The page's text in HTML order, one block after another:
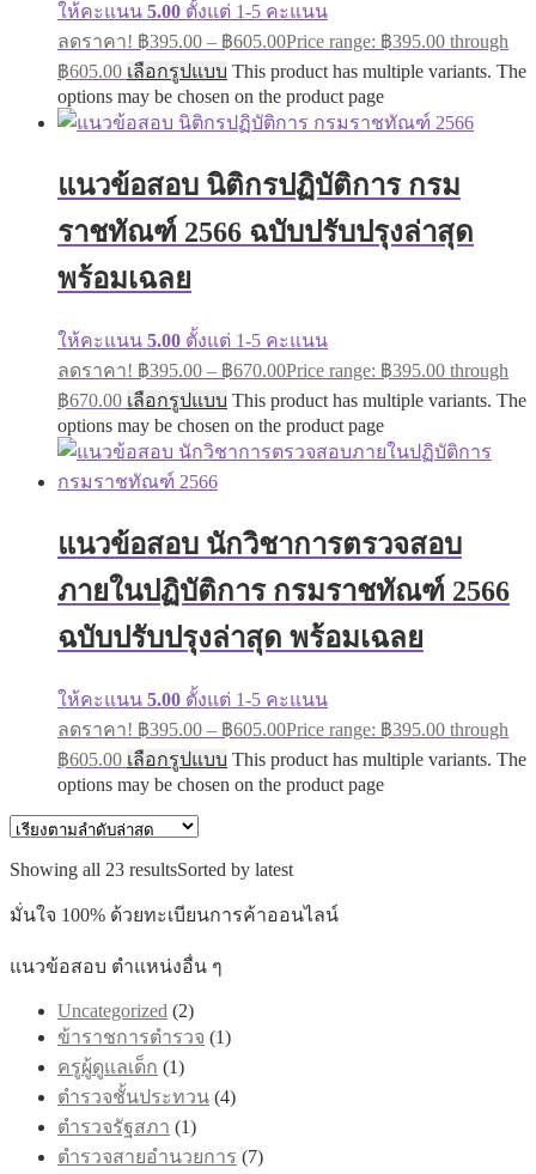
ให้คะแนน 5.00 ตั้งแต่ 1-5 คะแนน
ลดราคา! ฿395.00 – ฿605.00Price range: ฿395.00 through
฿605.00 เลือกรูปแบบ This product has multiple variants. The
options may be chosen on the product page
แนวข้อสอบ นิติกรปฏิบัติการ กรม
ราชทัณฑ์ 2566 ฉบับปรับปรุงล่าสุด
พร้อมเฉลย
ให้คะแนน 5.00 ตั้งแต่ 1-5 คะแนน
ลดราคา! ฿395.00 – ฿670.00Price range: ฿395.00 through
฿670.00 เลือกรูปแบบ This product has multiple variants. The
options may be chosen on the product page
แนวข้อสอบ นักวิชาการตรวจสอบ
ภายในปฏิบัติการ กรมราชทัณฑ์ 2566
ฉบับปรับปรุงล่าสุด พร้อมเฉลย
ให้คะแนน 5.00 ตั้งแต่ 1-5 คะแนน
ลดราคา! ฿395.00 – ฿605.00Price range: ฿395.00 through
฿605.00 เลือกรูปแบบ This product has multiple variants. The
options may be chosen on the product page
Showing all 23 resultsSorted by latest
มั่นใจ 100% ด้วยทะเบียนการค้าออนไลน์
แนวข้อสอบ ตำแหน่งอื่น ๆ
Uncategorized (2)
ข้าราชการตำรวจ (1)
ครูผู้ดูแลเด็ก (1)
ตำรวจชั้นประทวน (4)
ตำรวจรัฐสภา (1)
ตำรวจสายอำนวยการ (7)